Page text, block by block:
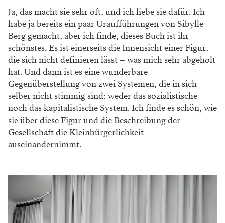
Ja, das macht sie sehr oft, und ich liebe sie dafür. Ich
habe ja bereits ein paar Uraufführungen von Sibylle
Berg gemacht, aber ich finde, dieses Buch ist ihr
schönstes. Es ist einerseits die Innensicht einer Figur,
die sich nicht definieren lässt – was mich sehr abgeholt
hat. Und dann ist es eine wunderbare
Gegenüberstellung von zwei Systemen, die in sich
selber nicht stimmig sind: weder das sozialistische
noch das kapitalistische System. Ich finde es schön, wie
sie über diese Figur und die Beschreibung der
Gesellschaft die Kleinbürgerlichkeit
auseinandernimmt.